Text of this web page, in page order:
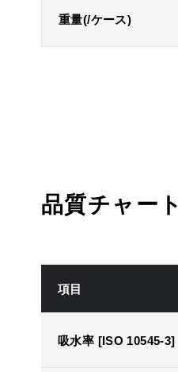
重量(/ケース)
品質チャート
項目
吸水率 [ISO 10545-3]